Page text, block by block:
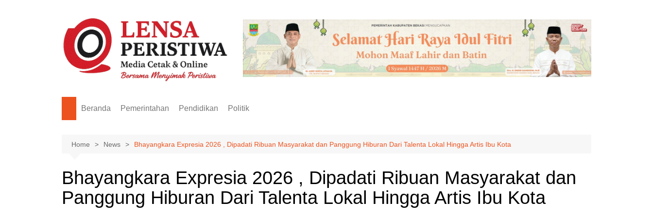
Beranda Pemerintahan Pendidikan Politik
Home News Bhayangkara Expresia 2026 , Dipadati Ribuan Masyarakat dan Panggung Hiburan Dari Talenta Lokal Hingga Artis Ibu Kota
Bhayangkara Expresia 2026 , Dipadati Ribuan Masyarakat dan
Panggung Hiburan Dari Talenta Lokal Hingga Artis Ibu Kota